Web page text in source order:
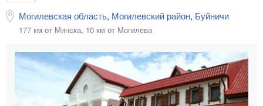
Могилевская область, Могилевский район, Буйничи
177 км от Минска, 10 км от Могилева